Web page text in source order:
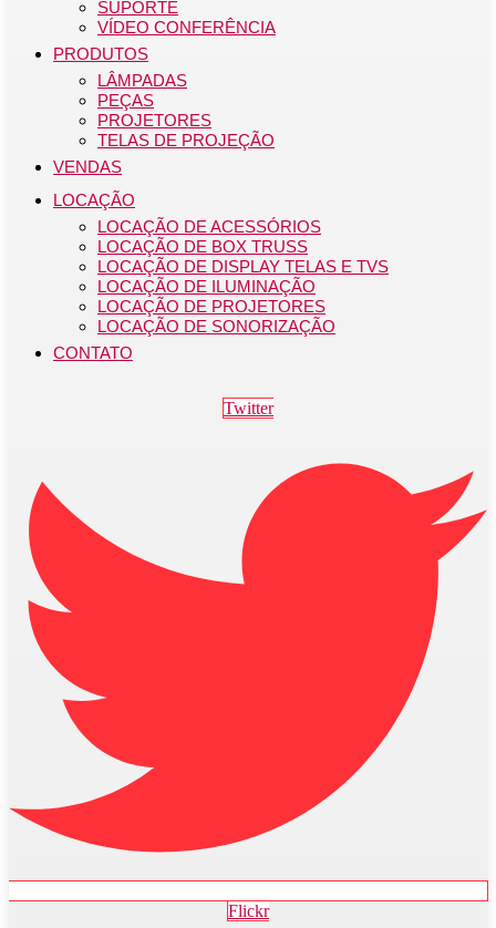
SUPORTE
VÍDEO CONFERÊNCIA
PRODUTOS
LÂMPADAS
PEÇAS
PROJETORES
TELAS DE PROJEÇÃO
VENDAS
LOCAÇÃO
LOCAÇÃO DE ACESSÓRIOS
LOCAÇÃO DE BOX TRUSS
LOCAÇÃO DE DISPLAY TELAS E TVS
LOCAÇÃO DE ILUMINAÇÃO
LOCAÇÃO DE PROJETORES
LOCAÇÃO DE SONORIZAÇÃO
CONTATO
Twitter
Flickr